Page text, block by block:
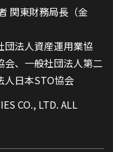
関東財務局長（金
団法人資産運用業協
会、一般社団法人第二
人日本STO協会
CO., LTD. ALL